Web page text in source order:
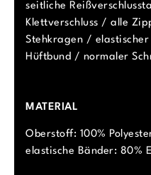
seitliche
Klettverschluss / alle
Stehkragen / elastischer
Hüftbund / normaler
MATERIAL
Oberstoff: 100%
elastische Bänder: 80%